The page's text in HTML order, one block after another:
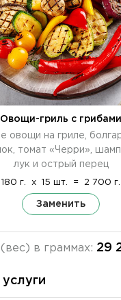
Овощи-гриль с грибами
овощи на гриле,
томат «Черри»,
лук и острый перец
180 г. x 15 шт. = 2 700 г.
Заменить
в граммах: 29